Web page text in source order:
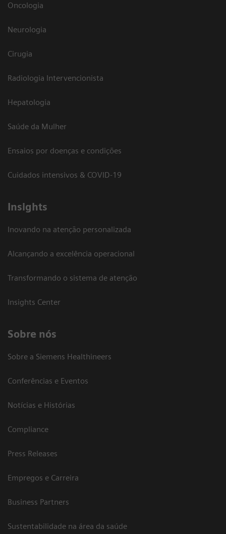
Oncologia
Neurologia
Cirugia
Radiologia Intervencionista
Hepatologia
Saúde da Mulher
Ensaios por doenças e condições
Cuidados intensivos & COVID-19
Insights
Inovando na atenção personalizada
Alcançando a excelência operacional
Transformando o sistema de atenção
Insights Center
Sobre nós
Sobre a Siemens Healthineers
Conferências e Eventos
Notícias e Histórias
Compliance
Press Releases
Empregos e Carreira
Business Partners
Sustentabilidade na área da saúde